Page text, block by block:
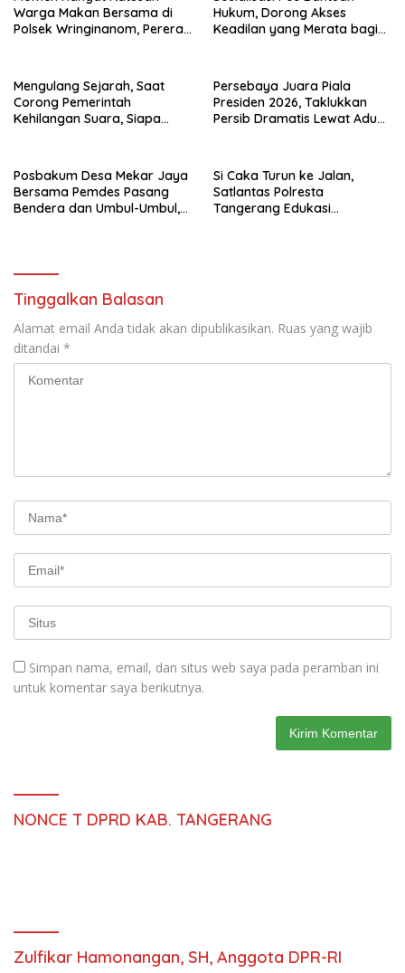
Warga Makan Bersama di
Polsek Wringinanom, Pererat
Hukum, Dorong Akses
Keadilan yang Merata bagi
Mengulang Sejarah, Saat
Corong Pemerintah
Kehilangan Suara, Siapa
Persebaya Juara Piala
Presiden 2026, Taklukkan
Persib Dramatis Lewat Adu
Posbakum Desa Mekar Jaya
Bersama Pemdes Pasang
Bendera dan Umbul-Umbul,
Si Caka Turun ke Jalan,
Satlantas Polresta
Tangerang Edukasi
Tinggalkan Balasan
Alamat email Anda tidak akan dipublikasikan. Ruas yang wajib
ditandai *
Simpan nama, email, dan situs web saya pada peramban ini
untuk komentar saya berikutnya.
NONCE T DPRD KAB. TANGERANG
Zulfikar Hamonangan, SH, Anggota DPR-RI